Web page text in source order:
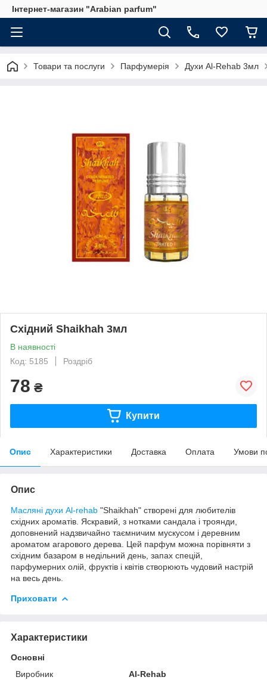
Інтернет-магазин "Arabian parfum"
Товари та послуги Парфумерія Духи Al-Rehab 3мл
Східний Shaikhah 3мл
В наявності
Код: 5185
Роздріб
78 ₴
Купити
Опис Характеристики Доставка Оплата Умови
Опис
Масляні духи Al-rehab "Shaikhah" створені для любителів
східних ароматів. Яскравий, з нотками сандала і троянди,
доповнений надзвичайно таємничим мускусом і деревним
ароматом агарового дерева. Цей парфум можна порівняти з
східним базаром в недільний день, запах спецій,
парфумерних олій, фруктів і квітів створюють чудовий настрій
на весь день.
Приховати
Характеристики
Основні
Виробник
Al-Rehab